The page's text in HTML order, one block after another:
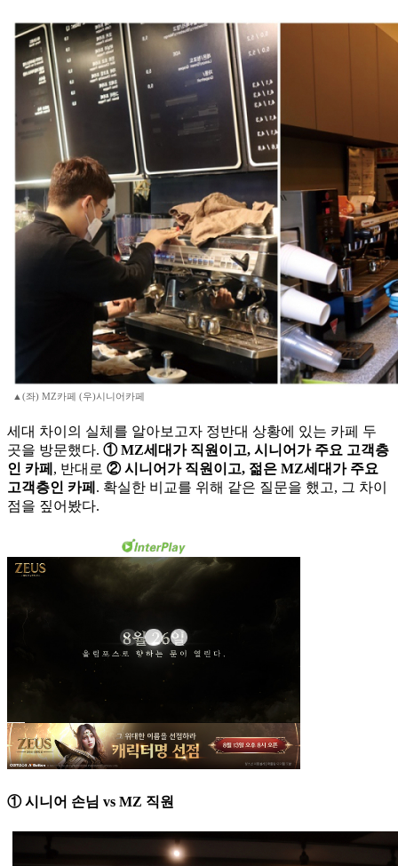
▲(좌) MZ카페 (우)시니어카페
세대 차이의 실체를 알아보고자 정반대 상황에 있는 카페 두
곳을 방문했다. ① MZ세대가 직원이고, 시니어가 주요 고객층
인 카페 , 반대로 ② 시니어가 직원이고, 젊은 MZ세대가 주요
고객층인 카페 . 확실한 비교를 위해 같은 질문을 했고, 그 차이
점을 짚어봤다.
① 시니어 손님 vs MZ 직원